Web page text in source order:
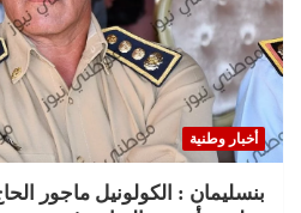
أخبار وطنية
بنسليمان : الكولونيل ماجور